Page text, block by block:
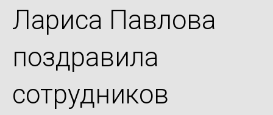
Лариса Павлова
поздравила
сотрудников